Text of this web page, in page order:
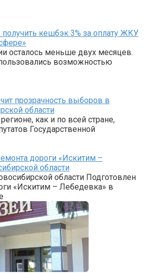
кешбэк 3% за оплату ЖКУ
осталось меньше двух месяцев.
возможностью
прозрачность выборов в
области
как и по всей стране,
Государственной
дороги «Искитим –
области
области Подготовлен
«Искитим – Лебедевка» в